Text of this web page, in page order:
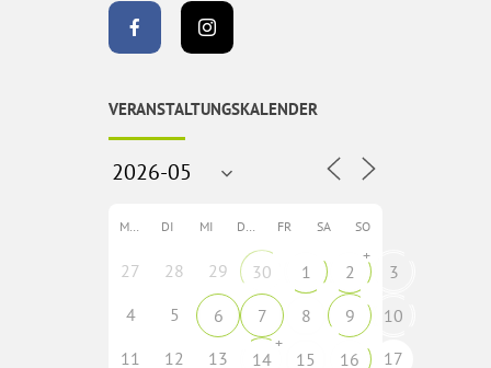
VERANSTALTUNGSKALENDER
MO DI MI DO FR SA SO
27 28 29 30 1 2
+
3
4
5 6 7 8 9
10
11
12 13 14
+
15 16 17